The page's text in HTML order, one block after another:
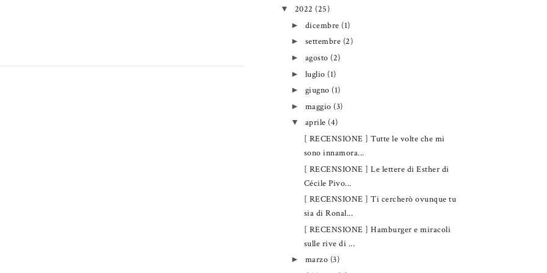
▼ 2022 (25)
► dicembre (1)
► settembre (2)
► agosto (2)
► luglio (1)
► giugno (1)
► maggio (3)
▼ aprile (4)
[ RECENSIONE ] Tutte le volte che mi
sono innamora...
[ RECENSIONE ] Le lettere di Esther di
Cécile Pivo...
[ RECENSIONE ] Ti cercherò ovunque tu
sia di Ronal...
[ RECENSIONE ] Hamburger e miracoli
sulle rive di ...
► marzo (3)